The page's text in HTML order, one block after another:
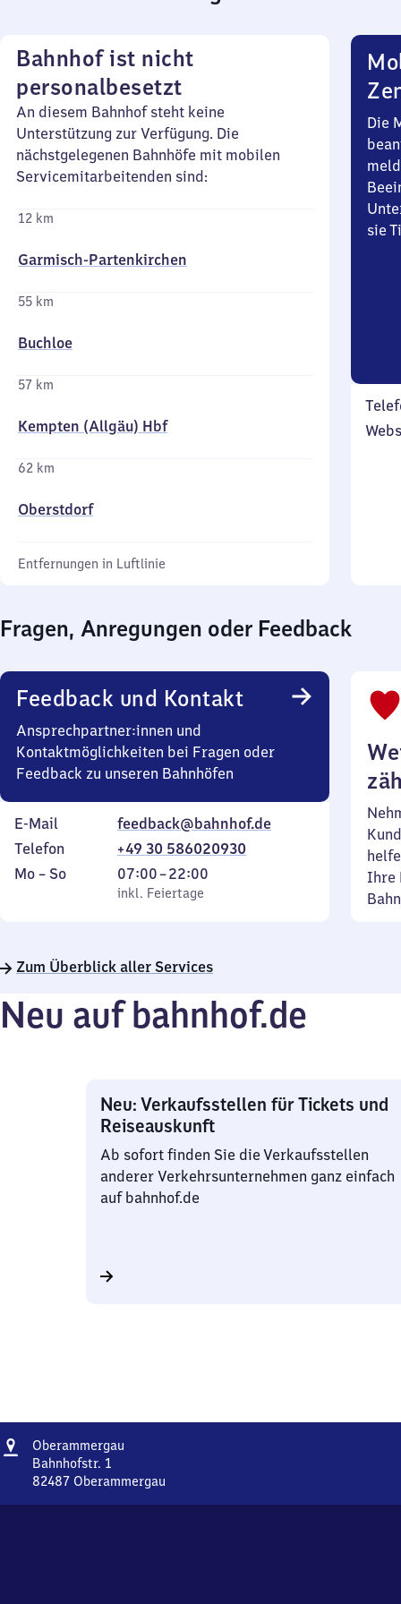
Bahnhof ist nicht
personalbesetzt
An diesem Bahnhof steht keine
Unterstützung zur Verfügung. Die
nächstgelegenen Bahnhöfe mit mobilen
Servicemitarbeitenden sind:
12 km
Garmisch-Partenkirchen
55 km
Buchloe
57 km
Kempten (Allgäu) Hbf
62 km
Oberstdorf
Entfernungen in Luftlinie
Die
sie
Fragen, Anregungen oder Feedback
Feedback und Kontakt
Ansprechpartner:innen und
Kontaktmöglichkeiten bei Fragen oder
Feedback zu unseren Bahnhöfen
E-Mail
feedback@bahnhof.de
Telefon
+49 30 586020930
Montag
Mo – So,
inkl. Feiertage
07:00–22:00
Von
7
22
inkl. Feiertage
Ihre
Zum Überblick aller Services
Neu auf bahnhof.de
Neu: Verkaufsstellen für Tickets und
Reiseauskunft
Ab sofort finden Sie die Verkaufsstellen
anderer Verkehrsunternehmen ganz einfach
auf bahnhof.de
Adresse
Oberammergau
Bahnhofstr. 1
82487 Oberammergau